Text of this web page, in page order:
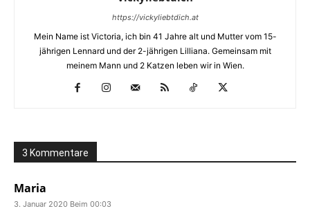
https://vickyliebtdich.at
Mein Name ist Victoria, ich bin 41 Jahre alt und Mutter vom 15-
jährigen Lennard und der 2-jährigen Lilliana. Gemeinsam mit
meinem Mann und 2 Katzen leben wir in Wien.
3 Kommentare
Maria
3. Januar 2020 Beim 00:03